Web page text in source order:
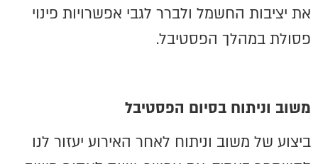
את יציבות החשמל ולברר לגבי אפשרויות פינוי
פסולת במהלך הפסטיבל.
משוב וניתוח בסיום הפסטיבל
ביצוע של משוב וניתוח לאחר האירוע יעזור לנו